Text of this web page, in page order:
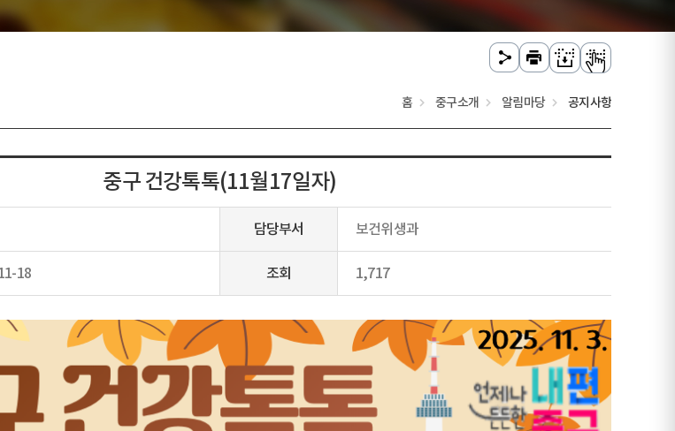
홈 중구소개 알림마당 공지사항
중구 건강톡톡(11월17일자)
담당부서 보건위생과
18 조회 1,717